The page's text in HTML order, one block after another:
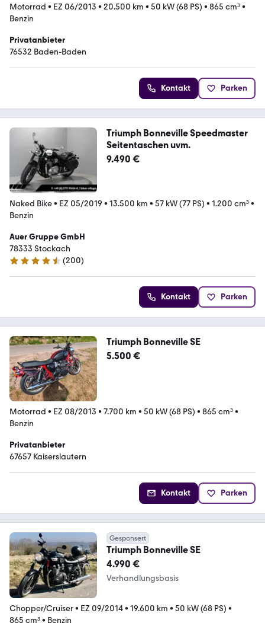
Motorrad • EZ 06/2013 • 20.500 km • 50 kW (68 PS) • 865 cm³•
Benzin
Privatanbieter
76532 Baden-Baden
Kontakt Parken
Triumph Bonneville Speedmaster
Seitentaschen uvm.
9.490 €
Naked Bike• EZ 05/2019 • 13.500 km • 57 kW (77 PS) • 1.200 cm³•
Benzin
Auer Gruppe GmbH
78333 Stockach
4.7 Sterne
(200)
Kontakt Parken
Triumph Bonneville SE
5.500 €
Motorrad • EZ 08/2013 • 7.700 km • 50 kW (68 PS) • 865 cm³•
Benzin
Privatanbieter
67657 Kaiserslautern
Kontakt Parken
Gesponsert
Triumph Bonneville SE
4.990 €
Verhandlungsbasis
Chopper/Cruiser• EZ 09/2014• 19.600 km • 50 kW (68 PS) •
865 cm³• Benzin